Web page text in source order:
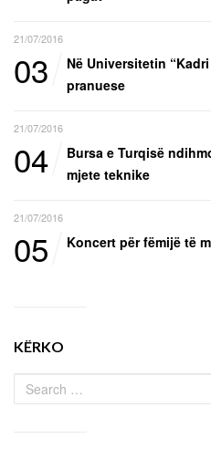
21/07/2016
03
Në Universitetin
pranuese
21/07/2016
04
Bursa e Turqisë
mjete teknike
21/07/2016
05 Koncert për fëmijë të
KËRKO